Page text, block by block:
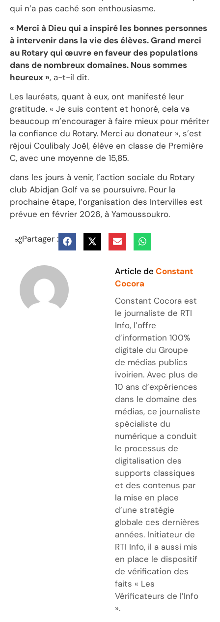
qui n’a pas caché son enthousiasme.
« Merci à Dieu qui a inspiré les bonnes personnes
à intervenir dans la vie des élèves. Grand merci
au Rotary qui œuvre en faveur des populations
dans de nombreux domaines. Nous sommes
heureux », a-t-il dit.
‎Les lauréats, quant à eux, ont manifesté leur
gratitude. « Je suis content et honoré, cela va
beaucoup m’encourager à faire mieux pour mériter
la confiance du Rotary. Merci au donateur », s’est
réjoui Coulibaly Joël, élève en classe de Première
C, avec une moyenne de 15,85.
‎dans les jours à venir, l’action sociale du Rotary
club Abidjan Golf va se poursuivre. Pour la
prochaine étape, l’organisation des Intervilles est
prévue en février 2026, à Yamoussoukro.
Partager :
Article de Constant
Cocora
Constant Cocora est
le journaliste de RTI
Info, l’offre
d’information 100%
digitale du Groupe
de médias publics
ivoirien. Avec plus de
10 ans d’expériences
dans le domaine des
médias, ce journaliste
spécialiste du
numérique a conduit
le processus de
digitalisation des
supports classiques
et des contenus par
la mise en place
d’une stratégie
globale ces dernières
années. Initiateur de
RTI Info, il a aussi mis
en place le dispositif
de vérification des
faits « Les
Vérificateurs de l’Info
».